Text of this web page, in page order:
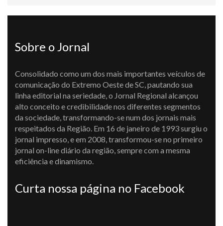
Sobre o Jornal
Consolidado como um dos mais importantes veículos de
comunicação do Extremo Oeste de SC, pautando sua
linha editorial na seriedade, o Jornal Regional alcançou
alto conceito e credibilidade nos diferentes segmentos
da sociedade, transformando-se num dos jornais mais
respeitados da Região. Em 16 de janeiro de 1993 surgiu o
jornal impresso, e em 2008, transformou-se no primeiro
jornal on-line diário da região, sempre com a mesma
eficiência e dinamismo.
Curta nossa página no Facebook